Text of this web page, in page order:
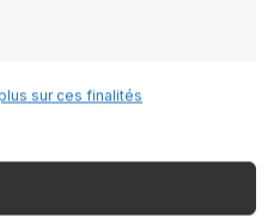
sur ces finalités